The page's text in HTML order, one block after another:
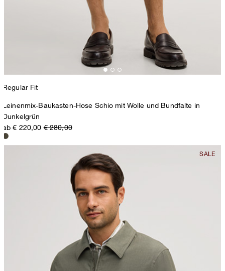
Regular Fit
Leinenmix-Baukasten-Hose Schio mit Wolle und Bundfalte in
Dunkelgrün
ab € 220,00 € 280,00